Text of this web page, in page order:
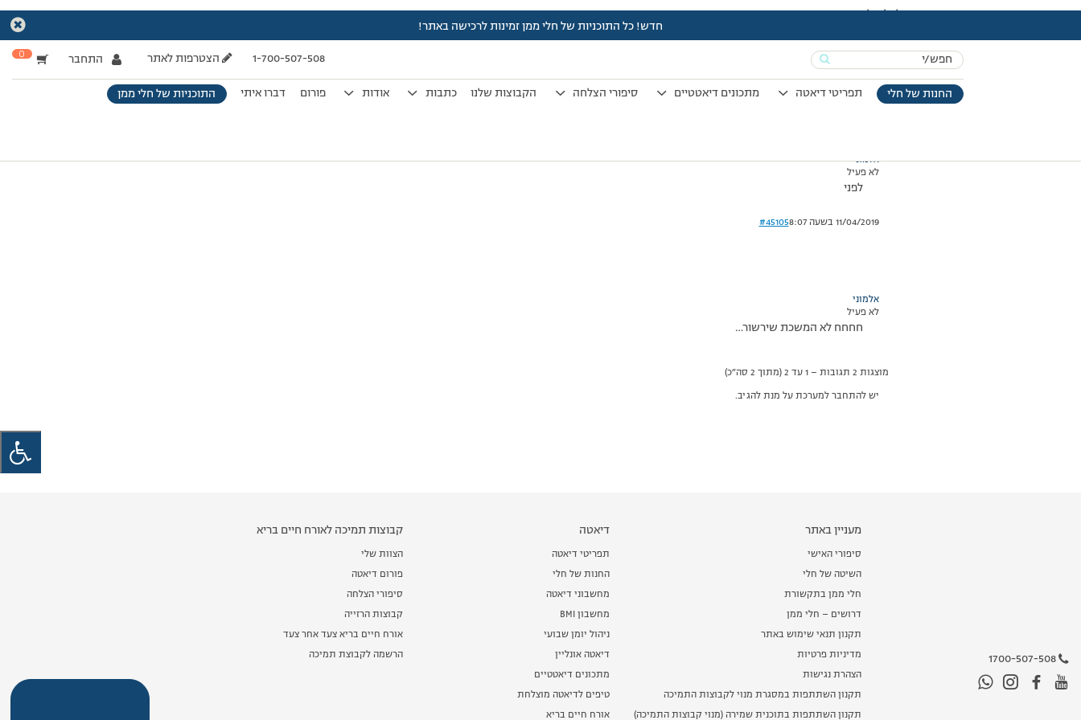
חדש! כל התוכניות של חלי ממן זמינות לרכישה באתר!
Search
for:
1-700-507-508 הצטרפות לאתר התחבר 0
החנות של חלי תפריטי דיאטה מתכונים דיאטטיים סיפורי הצלחה הקבוצות שלנו כתבות אודות פורום דברו איתי התוכניות של חלי ממן
עמוד הבית>דיונים>פורום>יסמין אנסה לשלוח לך תמונה
מוצגות 2 תגובות – 1 עד 2 (מתוך 2 סה״כ)
20/02/2008 בשעה 0:49
#45104
אלמוני
לא פעיל
לפני
11/04/2019 בשעה 8:07 #45105
אלמוני
לא פעיל
חחחח לא המשכת שירשור…
מוצגות 2 תגובות – 1 עד 2 (מתוך 2 סה״כ)
יש להתחבר למערכת על מנת להגיב.
1700-507-508
מעניין באתר
סיפורי האישי
השיטה של חלי
חלי ממן בתקשורת
דרושים – חלי ממן
תקנון תנאי שימוש באתר
מדיניות פרטיות
הצהרת נגישות
תקנון השתתפות במסגרת מנוי לקבוצות התמיכה
תקנון השתתפות בתוכנית שמירה (מנוי קבוצות התמיכה)
דיאטה
תפריטי דיאטה
החנות של חלי
מחשבוני דיאטה
מחשבון BMI
ניהול יומן שבועי
דיאטה אונליין
מתכונים דיאטטיים
טיפים לדיאטה מוצלחת
אורח חיים בריא
קבוצות תמיכה לאורח חיים בריא
הצוות שלי
פורום דיאטה
סיפורי הצלחה
קבוצות הרזייה
אורח חיים בריא צעד אחר צעד
הרשמה לקבוצת תמיכה